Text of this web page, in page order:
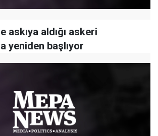
askıya aldığı askeri
yeniden başlıyor